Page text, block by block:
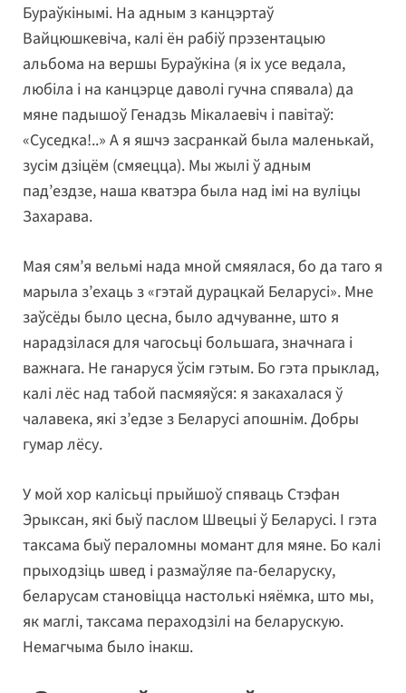
Бураўкінымі. На адным з канцэртаў
Вайцюшкевіча, калі ён рабіў прэзентацыю
альбома на вершы Бураўкіна (я іх усе ведала,
любіла і на канцэрце даволі гучна спявала) да
мяне падышоў Генадзь Мікалаевіч і павітаў:
«Суседка!..» А я яшчэ засранкай была маленькай,
зусім дзіцём (смяецца). Мы жылі ў адным
пад’ездзе, наша кватэра была над імі на вуліцы
Захарава.
Мая сям’я вельмі нада мной смяялася, бо да таго я
марыла з’ехаць з «гэтай дурацкай Беларусі». Мне
заўсёды было цесна, было адчуванне, што я
нарадзілася для чагосьці большага, значнага і
важнага. Не ганаруся ўсім гэтым. Бо гэта прыклад,
калі лёс над табой пасмяяўся: я закахалася ў
чалавека, які з’едзе з Беларусі апошнім. Добры
гумар лёсу.
У мой хор калісьці прыйшоў спяваць Стэфан
Эрыксан, які быў паслом Швецыі ў Беларусі. І гэта
таксама быў пераломны момант для мяне. Бо калі
прыходзіць швед і размаўляе па-беларуску,
беларусам становіцца настолькі няёмка, што мы,
як маглі, таксама пераходзілі на беларускую.
Немагчыма было інакш.